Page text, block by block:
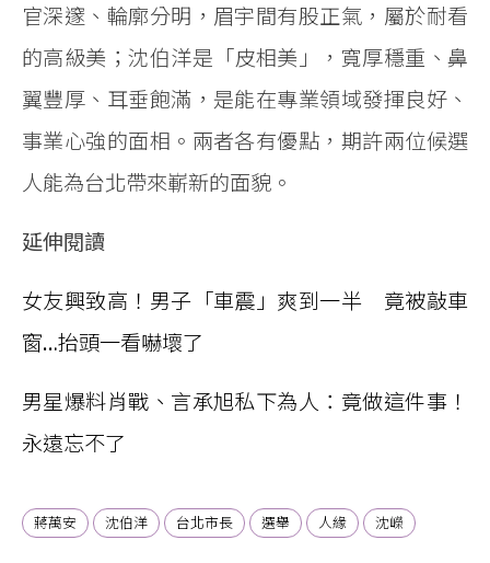
官深邃、輪廓分明，眉宇間有股正氣，屬於耐看
的高級美；沈伯洋是「皮相美」，寬厚穩重、鼻
翼豐厚、耳垂飽滿，是能在專業領域發揮良好、
事業心強的面相。兩者各有優點，期許兩位候選
人能為台北帶來嶄新的面貌。
延伸閱讀
女友興致高！男子「車震」爽到一半 竟被敲車
窗…抬頭一看嚇壞了
男星爆料肖戰、言承旭私下為人：竟做這件事！
永遠忘不了
蔣萬安 沈伯洋 台北市長 選舉 人緣 沈嶸